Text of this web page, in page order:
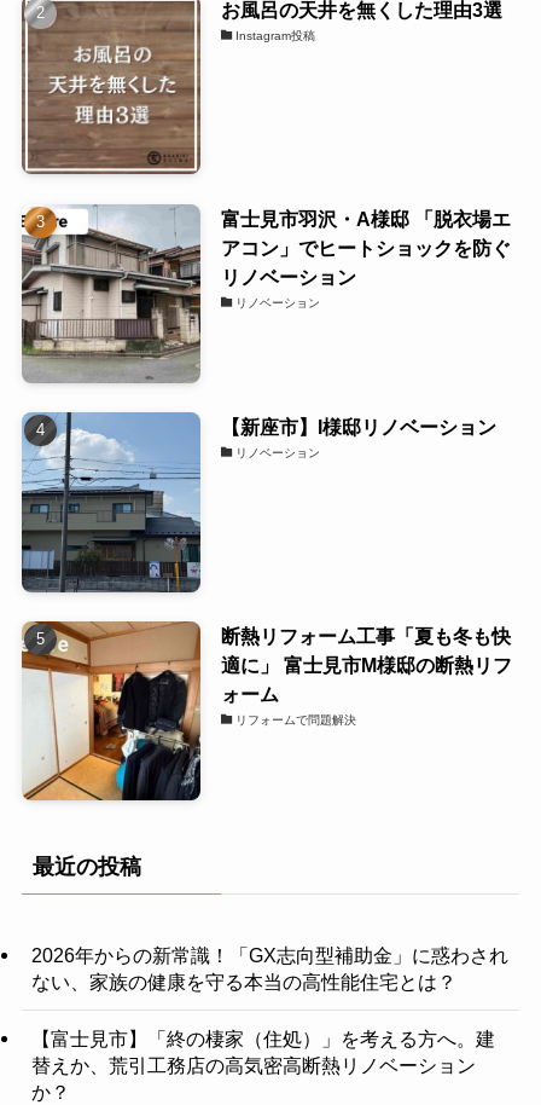
お風呂の天井を無くした理由3選
Instagram投稿
富士見市羽沢・A様邸 「脱衣場エ
アコン」でヒートショックを防ぐ
リノベーション
リノベーション
【新座市】I様邸リノベーション
リノベーション
断熱リフォーム工事「夏も冬も快
適に」 富士見市M様邸の断熱リフ
ォーム
リフォームで問題解決
最近の投稿
2026年からの新常識！「GX志向型補助金」に惑わされ
ない、家族の健康を守る本当の高性能住宅とは？
【富士見市】「終の棲家（住処）」を考える方へ。建
替えか、荒引工務店の高気密高断熱リノベーション
か？